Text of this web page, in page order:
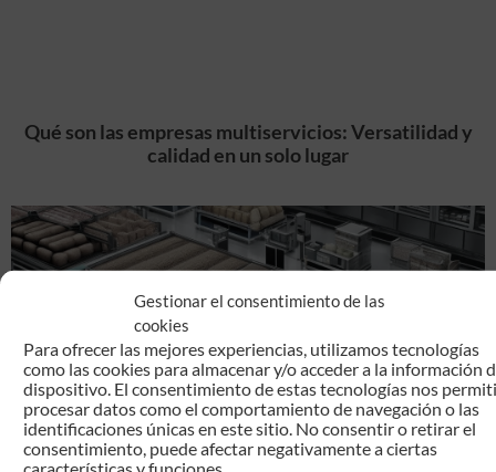
Gestionar el consentimiento de las
cookies
Para ofrecer las mejores experiencias, utilizamos tecnologías
como las cookies para almacenar y/o acceder a la información
dispositivo. El consentimiento de estas tecnologías nos
procesar datos como el comportamiento de navegación o las
identificaciones únicas en este sitio. No consentir o retirar el
consentimiento, puede afectar negativamente a ciertas
características y funciones.
Qué son las empresas multiservicios: Versatilidad y
calidad en un solo lugar